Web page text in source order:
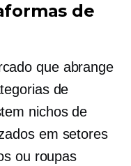
de
que abrange
de
nichos de
em setores
ou roupas